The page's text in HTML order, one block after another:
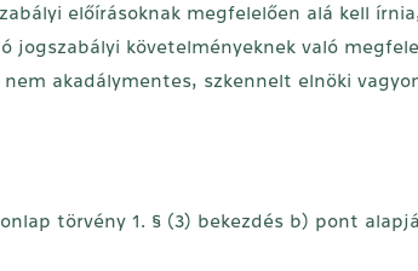
előírásoknak megfelelően alá kell
követelményeknek való
akadálymentes, szkennelt elnöki
törvény 1. § (3) bekezdés b) pont